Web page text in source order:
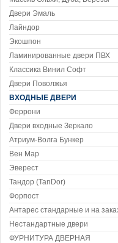
Двери Эмаль
Лайндор
Экошпон
Ламинированные двери ПВХ
Классика Винил Софт
Двери Поволжья
ВХОДНЫЕ ДВЕРИ
Феррони
Двери входные Зеркало
Атриум-Волга Бункер
Вен Мар
Эверест
Тандор (TanDor)
Форпост
Антарес стандарные и на
Нестандартные двери
ФУРНИТУРА ДВЕРНАЯ